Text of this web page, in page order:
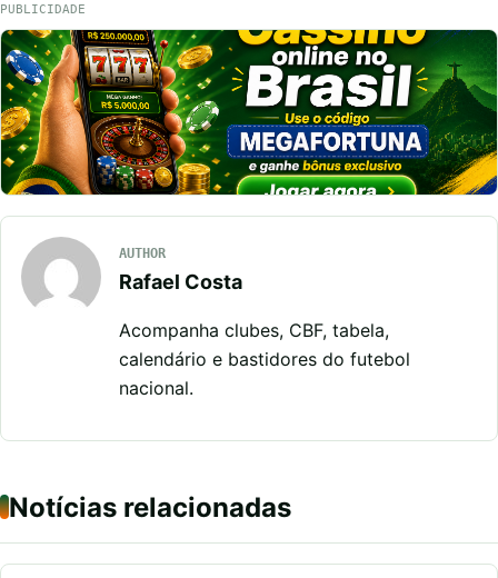
PUBLICIDADE
AUTHOR
Rafael Costa
Acompanha clubes, CBF, tabela,
calendário e bastidores do futebol
nacional.
Notícias relacionadas